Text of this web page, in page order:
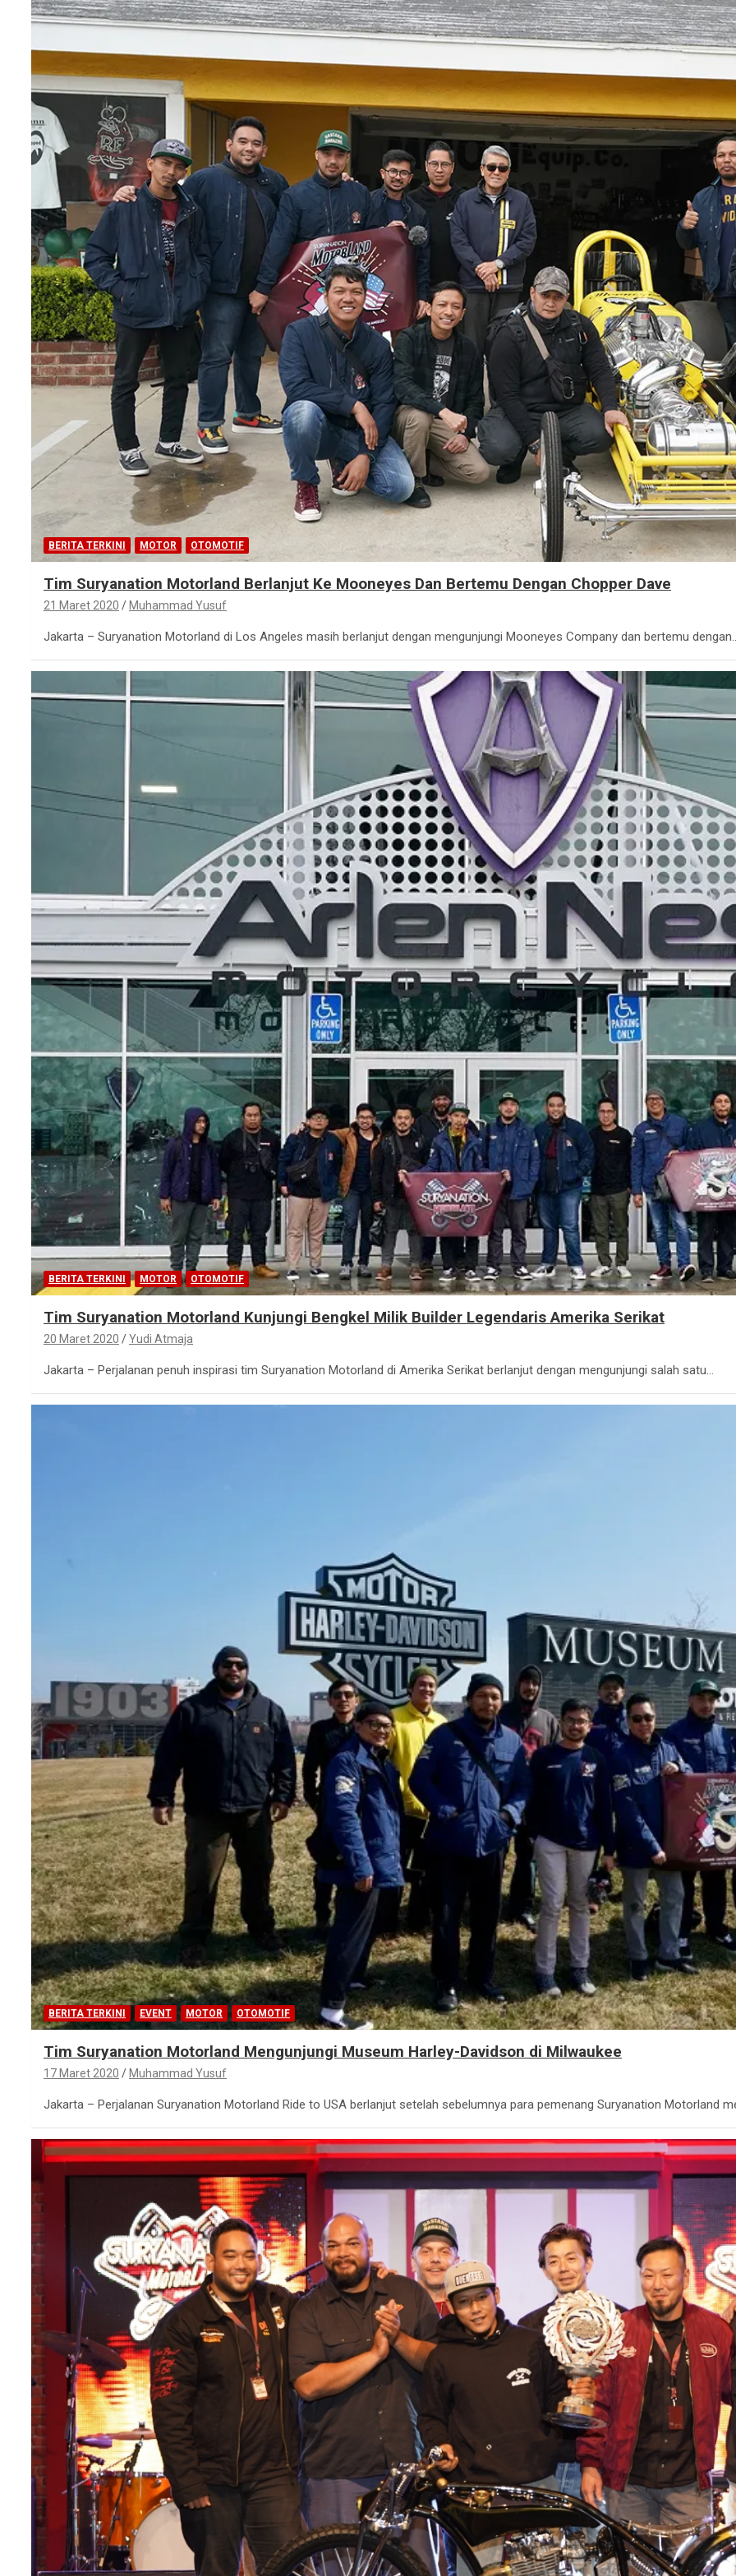
BERITA TERKINI MOTOR OTOMOTIF
Tim Suryanation Motorland Berlanjut Ke Mooneyes Dan Bertemu Dengan Chopper Dave
21 Maret 2020 Muhammad Yusuf
Jakarta – Suryanation Motorland di Los Angeles masih berlanjut dengan mengunjungi Mooneyes Company dan bertemu
BERITA TERKINI MOTOR OTOMOTIF
Tim Suryanation Motorland Kunjungi Bengkel Milik Builder Legendaris Amerika Serikat
20 Maret 2020 Yudi Atmaja
Jakarta – Perjalanan penuh inspirasi tim Suryanation Motorland di Amerika Serikat berlanjut dengan mengunjungi salah satu…
BERITA TERKINI EVENT MOTOR OTOMOTIF
Tim Suryanation Motorland Mengunjungi Museum Harley-Davidson di Milwaukee
17 Maret 2020 Muhammad Yusuf
Jakarta – Perjalanan Suryanation Motorland Ride to USA berlanjut setelah sebelumnya para pemenang Suryanation Motorland